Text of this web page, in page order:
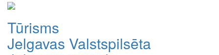
Tūrisms
Jelgavas Valstspilsēta